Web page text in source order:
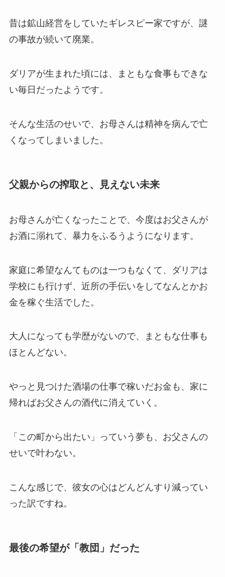
昔は鉱山経営をしていたギレスピー家ですが、謎
の事故が続いて廃業。
ダリアが生まれた頃には、まともな食事もできな
い毎日だったようです。
そんな生活のせいで、お母さんは精神を病んで亡
くなってしまいました。
父親からの搾取と、見えない未来
お母さんが亡くなったことで、今度はお父さんが
お酒に溺れて、暴力をふるうようになります。
家庭に希望なんてものは一つもなくて、ダリアは
学校にも行けず、近所の手伝いをしてなんとかお
金を稼ぐ生活でした。
大人になっても学歴がないので、まともな仕事も
ほとんどない。
やっと見つけた酒場の仕事で稼いだお金も、家に
帰ればお父さんの酒代に消えていく。
「この町から出たい」っていう夢も、お父さんの
せいで叶わない。
こんな感じで、彼女の心はどんどんすり減ってい
った訳ですね。
最後の希望が「教団」だった